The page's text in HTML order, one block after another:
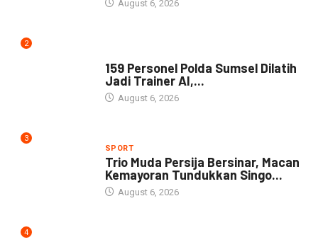
August 6, 2026
2
159 Personel Polda Sumsel Dilatih
Jadi Trainer AI,...
August 6, 2026
3
SPORT
Trio Muda Persija Bersinar, Macan
Kemayoran Tundukkan Singo...
August 6, 2026
4